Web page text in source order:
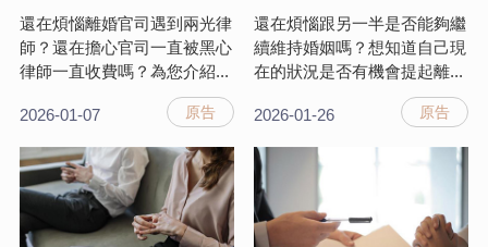
婚律師費用要多
少？諮詢項目/收
費表完整公開！
還在煩惱離婚官司遇到兩光律
師？還在擔心官司一直被黑心
律師一直收費嗎？為您介紹...
2026-01-07 原告
婚與離婚十大要
件，帶你掌握訴訟
還在煩惱跟另一半是否能夠繼
續維持婚姻嗎？想知道自己現
在的狀況是否有機會提起離...
2026-01-26 原告